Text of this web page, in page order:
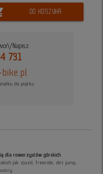
DO KOSZYKA
Napisz
731
bike.pl
do piątku
dla rowerzystów górskich.
jak zjazd, freeride, dirt jump,